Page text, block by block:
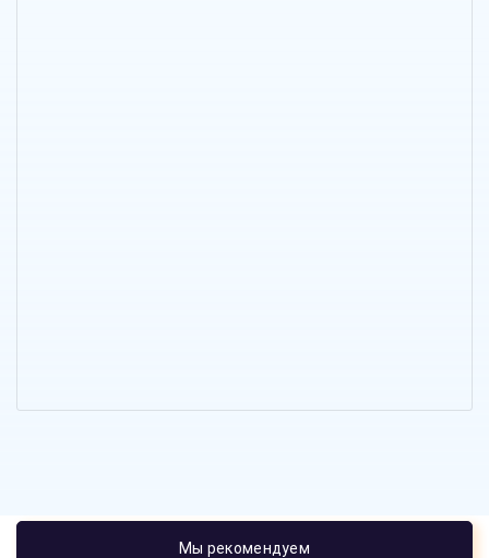
Мы рекомендуем